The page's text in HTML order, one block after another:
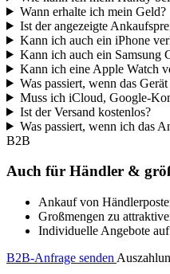
Wann erhalte ich mein Geld?
Ist der angezeigte
Kann ich auch ein iPhone
Kann ich auch ein Samsung
Kann ich eine Apple Watch
Was passiert, wenn das
Muss ich iCloud, Google-
Ist der Versand kostenlos?
Was passiert, wenn ich das
B2B
Auch für Händler &
Ankauf von
Großmengen zu
Individuelle Angebote
B2B-Anfrage senden